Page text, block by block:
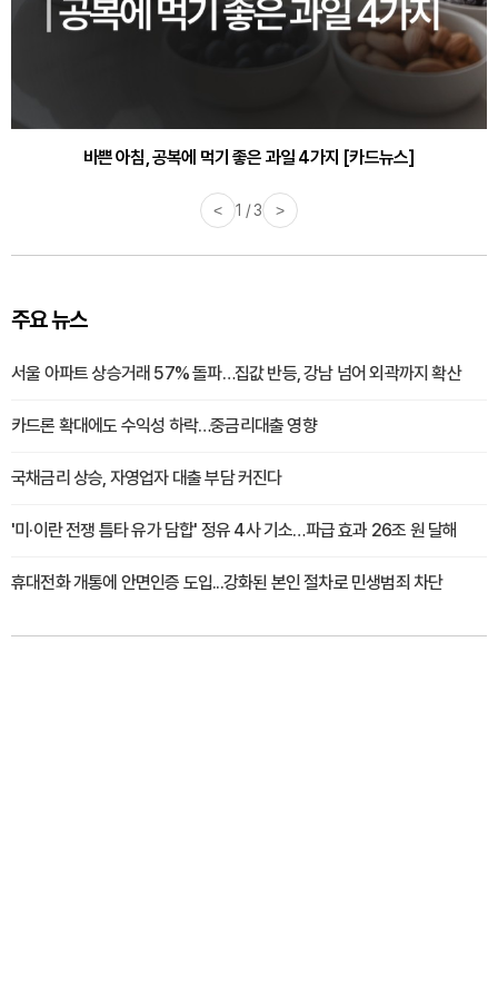
바쁜 아침, 공복에 먹기 좋은 과일 4가지 [카드뉴스]
< 1 / 3 >
주요 뉴스
서울 아파트 상승거래 57% 돌파…집값 반등, 강남 넘어 외곽까지 확산
카드론 확대에도 수익성 하락…중금리대출 영향
국채금리 상승, 자영업자 대출 부담 커진다
'미·이란 전쟁 틈타 유가 담합' 정유 4사 기소…파급 효과 26조 원 달해
휴대전화 개통에 안면인증 도입...강화된 본인 절차로 민생범죄 차단